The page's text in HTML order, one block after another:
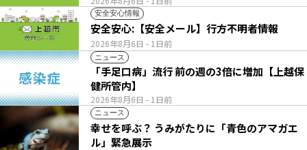
安全安心情報
2026年8月6日 - 1日前
安全安心:【安全メール】行方不明者情報
ニュース
2026年8月6日 - 1日前
「手足口病」流行 前の週の3倍に増加【上越保
健所管内】
ニュース
幸せを呼ぶ？ うみがたりに「青色のアマガエ
ル」緊急展示